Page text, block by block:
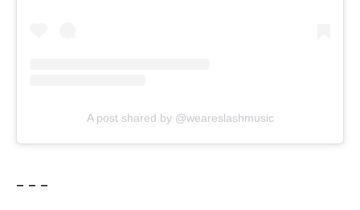
A post shared by @weareslashmusic
– – –